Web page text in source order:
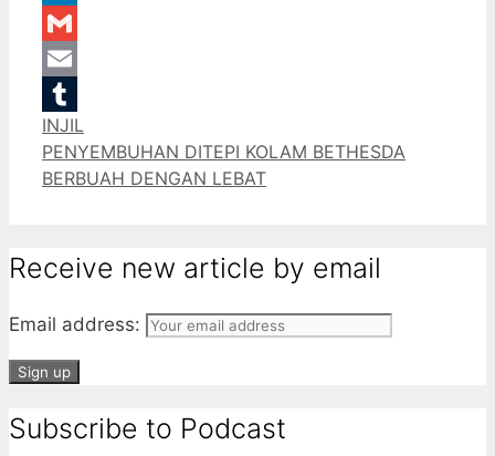
LinkedIn
Gmail
Email
Tumblr
Categories
INJIL
PENYEMBUHAN DITEPI KOLAM BETHESDA
BERBUAH DENGAN LEBAT
Receive new article by email
Email address:
Subscribe to Podcast